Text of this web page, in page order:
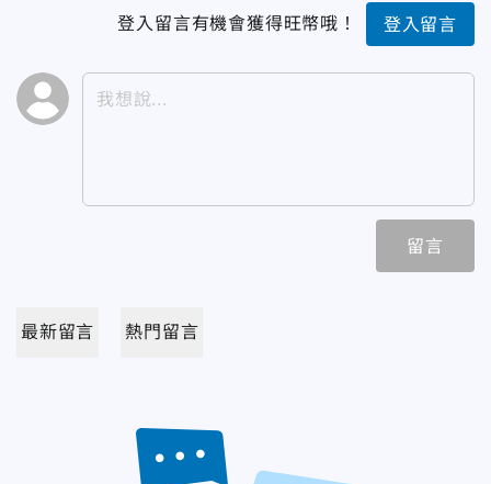
登入留言有機會獲得旺幣哦！ 登入留言
留言
最新留言 熱門留言